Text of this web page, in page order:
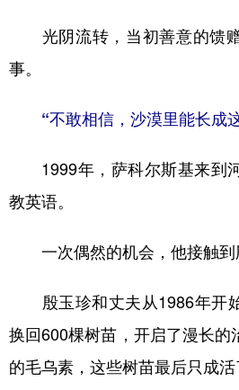
光阴流转，当初善意的馈赠
事。
“不敢相信，沙漠里能长成
1999年，萨科尔斯基来到
教英语。
一次偶然的机会，他接触到
殷玉珍和丈夫从1986年开
换回600棵树苗，开启了漫长的
的毛乌素，这些树苗最后只成活